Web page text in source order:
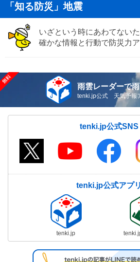
「知る防災」地震
いざという時にあわてない
確かな情報と行動で防災力
雨雲レーダーで雨
tenki.jp公式 天気予報
tenki.jp公式SNS
tenki.jp公式アプリ
tenki.jp